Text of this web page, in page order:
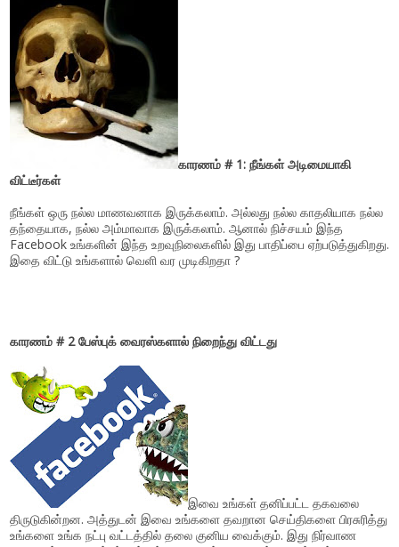
காரணம் # 1: நீங்கள் அடிமையாகி
விட்டீர்கள்
நீங்கள் ஒரு நல்ல மாணவனாக இருக்கலாம். அல்லது நல்ல காதலியாக நல்ல
தந்தையாக, நல்ல அம்மாவாக இருக்கலாம். ஆனால் நிச்சயம் இந்த
Facebook உங்களின் இந்த உறவுநிலைகளில் இது பாதிப்பை ஏற்படுத்துகிறது.
இதை விட்டு உங்களால் வெளி வர முடிகிறதா ?
காரணம் # 2 பேஸ்புக் வைரஸ்களால் நிறைந்து விட்டது
இவை உங்கள் தனிப்பட்ட தகவலை
திருடுகின்றன. அத்துடன் இவை உங்களை தவறான செய்திகளை பிரசுரித்து
உங்களை உங்க நட்பு வட்டத்தில் தலை குனிய வைக்கும். இது நிர்வாண